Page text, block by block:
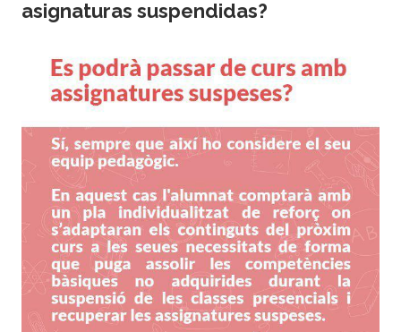
asignaturas suspendidas?